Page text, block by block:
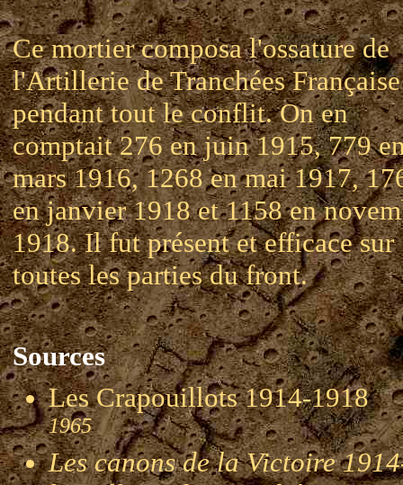
Ce mortier composa l'ossature de
l'Artillerie de Tranchées Française
pendant tout le conflit. On en
comptait 276 en juin 1915, 779
mars 1916, 1268 en mai 1917,
en janvier 1918 et 1158 en
1918. Il fut présent et efficace sur
toutes les parties du front.
Sources
Les Crapouillots 1914-
1965
Les canons de la Victoire